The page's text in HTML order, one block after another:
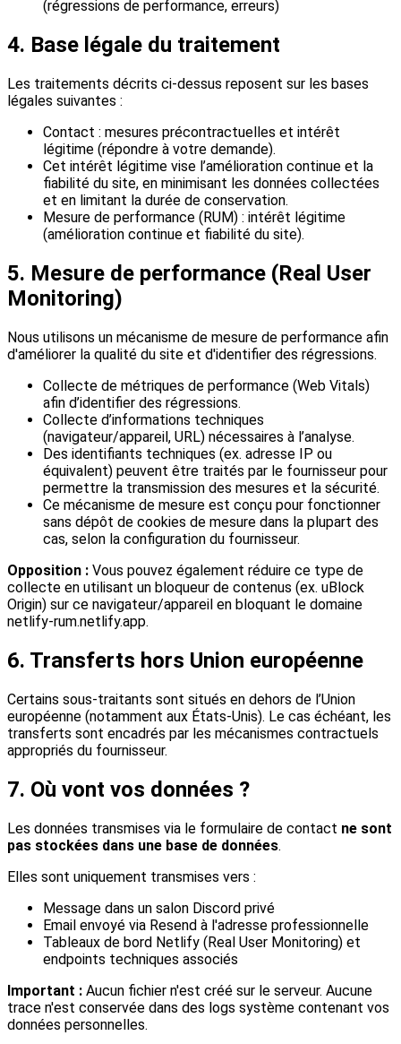
(régressions de performance, erreurs)
4. Base légale du traitement
Les traitements décrits ci-dessus reposent sur les bases
légales suivantes :
Contact : mesures précontractuelles et intérêt
légitime (répondre à votre demande).
Cet intérêt légitime vise l’amélioration continue et la
fiabilité du site, en minimisant les données collectées
et en limitant la durée de conservation.
Mesure de performance (RUM) : intérêt légitime
(amélioration continue et fiabilité du site).
5. Mesure de performance (Real User
Monitoring)
Nous utilisons un mécanisme de mesure de performance afin
d'améliorer la qualité du site et d'identifier des régressions.
Collecte de métriques de performance (Web Vitals)
afin d’identifier des régressions.
Collecte d’informations techniques
(navigateur/appareil, URL) nécessaires à l’analyse.
Des identifiants techniques (ex. adresse IP ou
équivalent) peuvent être traités par le fournisseur pour
permettre la transmission des mesures et la sécurité.
Ce mécanisme de mesure est conçu pour fonctionner
sans dépôt de cookies de mesure dans la plupart des
cas, selon la configuration du fournisseur.
Opposition : Vous pouvez également réduire ce type de
collecte en utilisant un bloqueur de contenus (ex. uBlock
Origin) sur ce navigateur/appareil en bloquant le domaine
netlify-rum.netlify.app.
6. Transferts hors Union européenne
Certains sous-traitants sont situés en dehors de l’Union
européenne (notamment aux États-Unis). Le cas échéant, les
transferts sont encadrés par les mécanismes contractuels
appropriés du fournisseur.
7. Où vont vos données ?
Les données transmises via le formulaire de contact ne sont
pas stockées dans une base de données.
Elles sont uniquement transmises vers :
Message dans un salon Discord privé
Email envoyé via Resend à l'adresse professionnelle
Tableaux de bord Netlify (Real User Monitoring) et
endpoints techniques associés
Important : Aucun fichier n'est créé sur le serveur. Aucune
trace n'est conservée dans des logs système contenant vos
données personnelles.